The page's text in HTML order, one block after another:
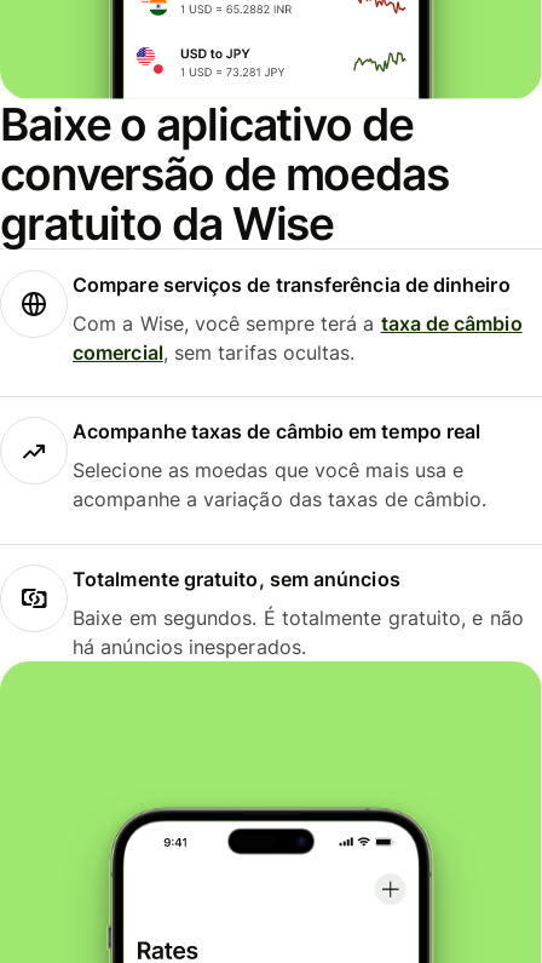
Baixe o aplicativo de
conversão de moedas
gratuito da Wise
Compare serviços de transferência de dinheiro
Com a Wise, você sempre terá a taxa de câmbio
comercial, sem tarifas ocultas.
Acompanhe taxas de câmbio em tempo real
Selecione as moedas que você mais usa e
acompanhe a variação das taxas de câmbio.
Totalmente gratuito, sem anúncios
Baixe em segundos. É totalmente gratuito, e não
há anúncios inesperados.